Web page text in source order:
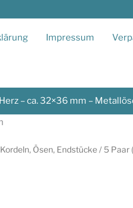
Impressum
– ca. 32×36 mm –
Kordeln, Ösen, Endstücke/ 5 Paar